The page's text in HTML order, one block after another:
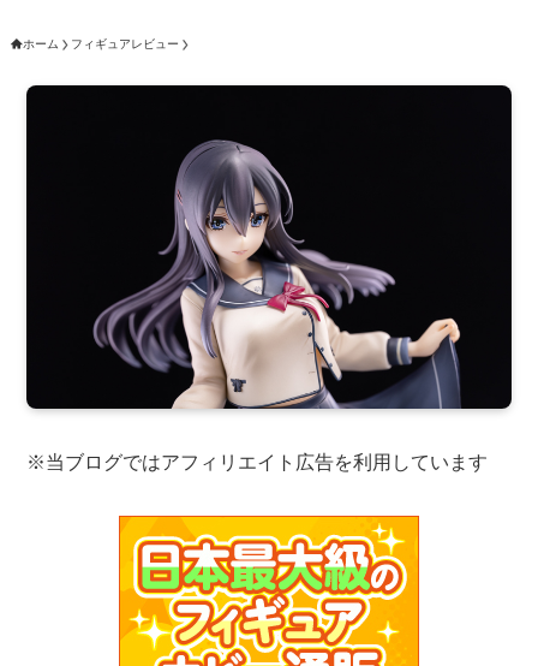
ホーム フィギュアレビュー
※当ブログではアフィリエイト広告を利用しています